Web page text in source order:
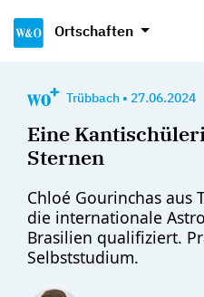
Ortschaften
Trübbach • 27.06.2024
Eine
Sternen
Chloé Gourinchas aus
die internationale
Brasilien qualifiziert.
Selbststudium.